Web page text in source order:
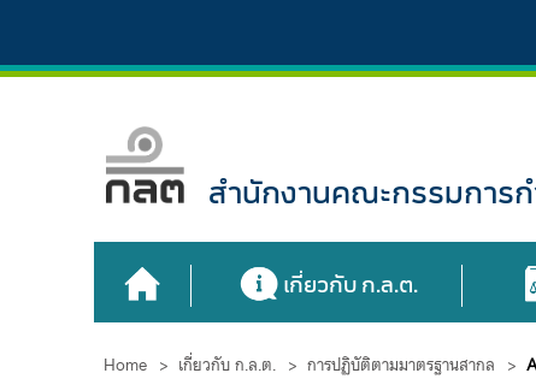
สำนักงานคณะกรรมการ
เกี่ยวกับ ก.ล.ต.
Home > เกี่ยวกับ ก.ล.ต. > การปฏิบัติตามมาตรฐานสากล >